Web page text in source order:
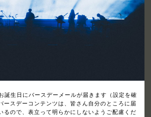
誕生日にバースデーメールが届きます（設定を確
ースデーコンテンツは、皆さん自分のところに届
るので、表立って明らかにしないようご配慮くだ